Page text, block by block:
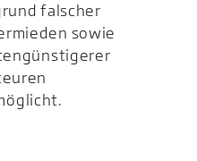
falscher
sowie